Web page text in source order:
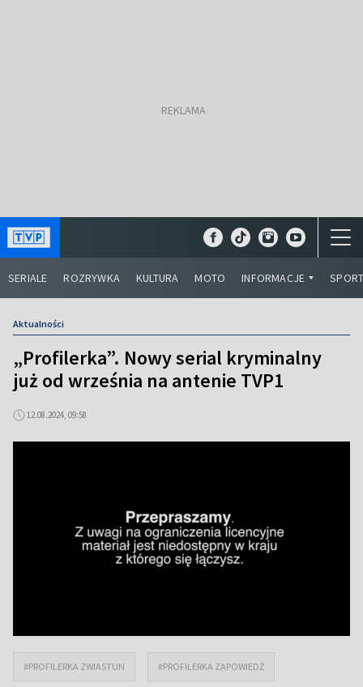
SERIALE ROZRYWKA KULTURA MOTO INFORMACJE
Aktualności
„Profilerka”. Nowy serial kryminalny
już od września na antenie TVP1
12.08.2024, 09:58
#PROFILERKA ZWIASTUN #PROFILERKA ZAPOWIEDŹ